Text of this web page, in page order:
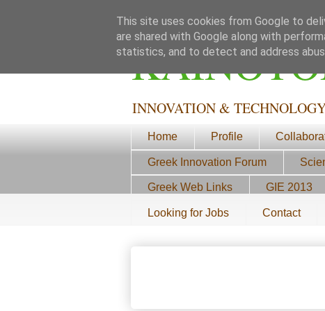
INNOVATION &
Home Profile
Greek Innovation Forum
Greek Web Links GIE 2013
Looking for Jobs Contact
This site uses cookies from Google to
are shared with Google along with
statistics, and to detect and address